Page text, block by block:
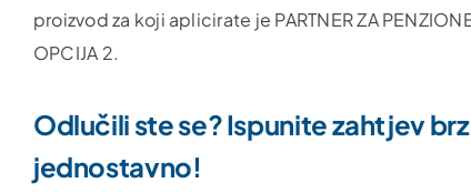
proizvod za koji aplicirate je PARTNER ZA
OPCIJA 2.
Odlučili ste se? Ispunite zahtjev
jednostavno!